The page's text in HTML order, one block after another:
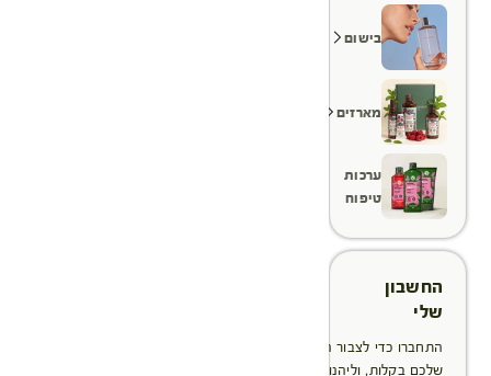
בישום
מארזים
ערכות
טיפוח
החשבון
שלי
התחברו כדי לצבור הטבות, לנהל ולעקוב אחר ההזמנות
שלכם בקלות, וליהנות מתהליך תשלום מהיר יותר